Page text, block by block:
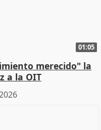
01:05
merecido" la
a la OIT